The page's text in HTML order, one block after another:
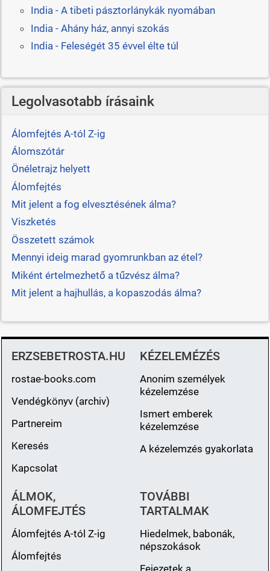
India - A tibeti pásztorlánykák nyomában
India - Ahány ház, annyi szokás
India - Feleségét 35 évvel élte túl
Legolvasotabb írásaink
Álomfejtés A-tól Z-ig
Álomszótár
Önéletrajz helyett
Álomfejtés
Mit jelent a fog elvesztésének álma?
Viszketés
Összetett számok
Mennyi ideig marad gyomrunkban az étel?
Miként értelmezhető a tűzvész álma?
Mit jelent a hajhullás, a kopaszodás álma?
ERZSEBETROSTA.HU
rostae-books.com
Vendégkönyv (archiv)
Partnereim
Keresés
Kapcsolat
KÉZELEMÉZÉS
Anonim személyek
kézelemzése
Ismert emberek
kézelemzése
A kézelemzés gyakorlata
ÁLMOK,
ÁLOMFEJTÉS
Álomfejtés A-tól Z-ig
Álomfejtés
TOVÁBBI
TARTALMAK
Hiedelmek, babonák,
népszokások